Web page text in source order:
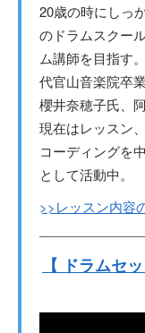
20歳の時にしっ
のドラムスクー
ム講師を目指す。
代官山音楽院卒業
櫻井奈穂子氏、
現在はレッスン
コーディングを
として活動中。
>>レッスン内容
【 ドラムセ